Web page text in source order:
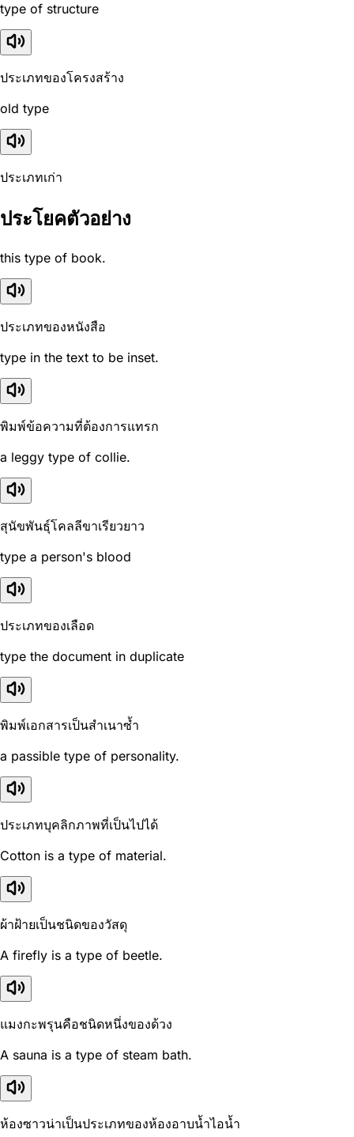
type of structure
ประเภทของโครงสร้าง
old type
ประเภทเก่า
ประโยคตัวอย่าง
this type of book.
ประเภทของหนังสือ
type in the text to be inset.
พิมพ์ข้อความที่ต้องการแทรก
a leggy type of collie.
สุนัขพันธุ์โคลลีขาเรียวยาว
type a person's blood
ประเภทของเลือด
type the document in duplicate
พิมพ์เอกสารเป็นสำเนาซ้ำ
a passible type of personality.
ประเภทบุคลิกภาพที่เป็นไปได้
Cotton is a type of material.
ผ้าฝ้ายเป็นชนิดของวัสดุ
A firefly is a type of beetle.
แมงกะพรุนคือชนิดหนึ่งของด้วง
A sauna is a type of steam bath.
ห้องซาวน่าเป็นประเภทของห้องอาบน้ำไอน้ำ